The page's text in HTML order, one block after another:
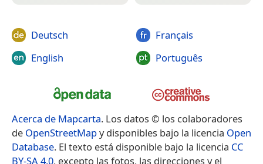
Deutsch
English
Français
Português
Acerca de Mapcarta. Los datos © los colaboradores
de OpenStreetMapy disponibles bajo la licencia Open
Database. El texto está disponible bajo la licencia CC
BY-SA 4.0, excepto las fotos, las direcciones y el